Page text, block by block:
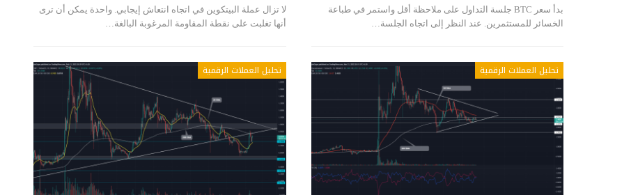
بدأ سعر BTC جلسة التداول على ملاحظة أقل واستمر في طباعة
الخسائر للمستثمرين. عند النظر إلى اتجاه الجلسة…
لا تزال عملة البيتكوين في اتجاه انتعاش إيجابي. واحدة يمكن أن ترى
أنها تغلبت على نقطة المقاومة المرغوبة البالغة…
تحليل العملات الرقمية تحليل العملات الرقمية